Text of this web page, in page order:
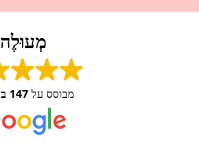
מְעוּלֶה
מבוסס על147 ביקורות